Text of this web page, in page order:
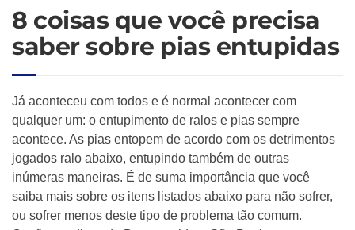
8 coisas que você precisa
saber sobre pias entupidas
Já aconteceu com todos e é normal acontecer com
qualquer um: o entupimento de ralos e pias sempre
acontece. As pias entopem de acordo com os detrimentos
jogados ralo abaixo, entupindo também de outras
inúmeras maneiras. É de suma importância que você
saiba mais sobre os itens listados abaixo para não sofrer,
ou sofrer menos deste tipo de problema tão comum.